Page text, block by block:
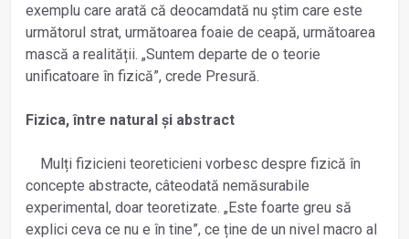
exemplu care arată că deocamdată nu știm care este
următorul strat, următoarea foaie de ceapă, următoarea
mască a realității. „Suntem departe de o teorie
unificatoare în fizică”, crede Presură.
Fizica, între natural și abstract
Mulți fizicieni teoreticieni vorbesc despre fizică în
concepte abstracte, câteodată nemăsurabile
experimental, doar teoretizate. „Este foarte greu să
explici ceva ce nu e în tine”, ce ține de un nivel macro al